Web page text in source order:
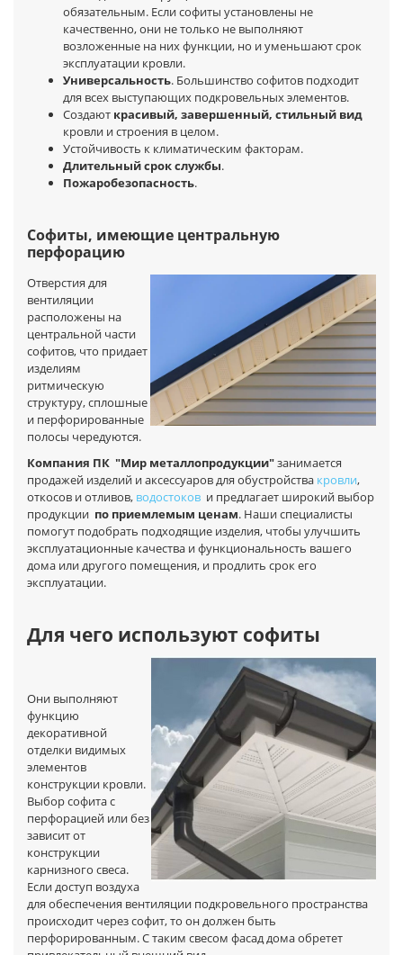
обязательным. Если софиты установлены не
качественно, они не только не выполняют
возложенные на них функции, но и уменьшают срок
эксплуатации кровли.
Универсальность. Большинство софитов подходит
для всех выступающих подкровельных элементов.
Создают красивый, завершенный, стильный вид
кровли и строения в целом.
Устойчивость к климатическим факторам.
Длительный срок службы.
Пожаробезопасность.
Софиты, имеющие центральную
перфорацию
Отверстия для
вентиляции
расположены на
центральной части
софитов, что придает
изделиям
ритмическую
структуру, сплошные
и перфорированные
полосы чередуются.
Компания ПК "Мир металлопродукции"занимается
продажей изделий и аксессуаров для обустройства кровли,
откосов и отливов, водостоков и предлагает широкий выбор
продукции по приемлемым ценам. Наши специалисты
помогут подобрать подходящие изделия, чтобы улучшить
эксплуатационные качества и функциональность вашего
дома или другого помещения, и продлить срок его
эксплуатации.
Для чего используют софиты
Они выполняют
функцию
декоративной
отделки видимых
элементов
конструкции кровли.
Выбор софита с
перфорацией или без
зависит от
конструкции
карнизного свеса.
Если доступ воздуха
для обеспечения вентиляции подкровельного пространства
происходит через софит, то он должен быть
перфорированным. С таким свесом фасад дома обретет